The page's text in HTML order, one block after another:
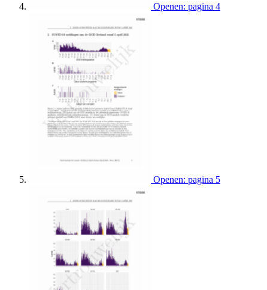
Openen: pagina 4
Openen: pagina 5